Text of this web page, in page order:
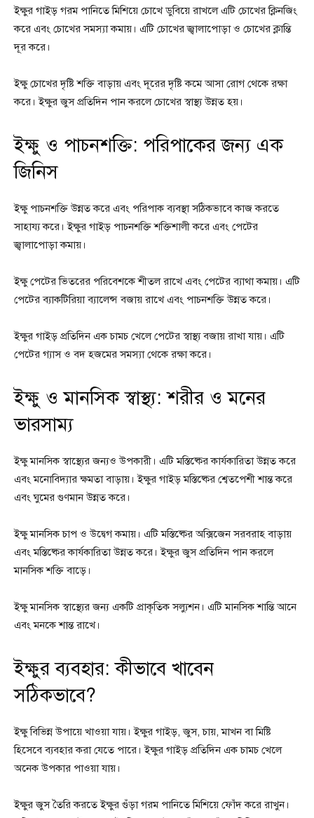
ইক্ষুর গাইড় গরম পানিতে মিশিয়ে চোখে ডুবিয়ে রাখলে এটি চোখের ক্লিনজিং
করে এবং চোখের সমস্যা কমায়। এটি চোখের জ্বালাপোড়া ও চোখের ক্লান্তি
দূর করে।
ইক্ষু চোখের দৃষ্টি শক্তি বাড়ায় এবং দূরের দৃষ্টি কমে আসা রোগ থেকে রক্ষা
করে। ইক্ষুর জুস প্রতিদিন পান করলে চোখের স্বাস্থ্য উন্নত হয়।
ইক্ষু ও পাচনশক্তি: পরিপাকের জন্য এক
জিনিস
ইক্ষু পাচনশক্তি উন্নত করে এবং পরিপাক ব্যবস্থা সঠিকভাবে কাজ করতে
সাহায্য করে। ইক্ষুর গাইড় পাচনশক্তি শক্তিশালী করে এবং পেটের
জ্বালাপোড়া কমায়।
ইক্ষু পেটের ভিতরের পরিবেশকে শীতল রাখে এবং পেটের ব্যাথা কমায়। এটি
পেটের ব্যাকটিরিয়া ব্যালেন্স বজায় রাখে এবং পাচনশক্তি উন্নত করে।
ইক্ষুর গাইড় প্রতিদিন এক চামচ খেলে পেটের স্বাস্থ্য বজায় রাখা যায়। এটি
পেটের গ্যাস ও বদ হজমের সমস্যা থেকে রক্ষা করে।
ইক্ষু ও মানসিক স্বাস্থ্য: শরীর ও মনের
ভারসাম্য
ইক্ষু মানসিক স্বাস্থ্যের জন্যও উপকারী। এটি মস্তিষ্কের কার্যকারিতা উন্নত করে
এবং মনোবিদ্যার ক্ষমতা বাড়ায়। ইক্ষুর গাইড় মস্তিষ্কের শ্বেতপেশী শান্ত করে
এবং ঘুমের গুণমান উন্নত করে।
ইক্ষু মানসিক চাপ ও উদ্বেগ কমায়। এটি মস্তিষ্কের অক্সিজেন সরবরাহ বাড়ায়
এবং মস্তিষ্কের কার্যকারিতা উন্নত করে। ইক্ষুর জুস প্রতিদিন পান করলে
মানসিক শক্তি বাড়ে।
ইক্ষু মানসিক স্বাস্থ্যের জন্য একটি প্রাকৃতিক সল্যুশন। এটি মানসিক শান্তি আনে
এবং মনকে শান্ত রাখে।
ইক্ষুর ব্যবহার: কীভাবে খাবেন
সঠিকভাবে?
ইক্ষু বিভিন্ন উপায়ে খাওয়া যায়। ইক্ষুর গাইড়, জুস, চায়, মাখন বা মিষ্টি
হিসেবে ব্যবহার করা যেতে পারে। ইক্ষুর গাইড় প্রতিদিন এক চামচ খেলে
অনেক উপকার পাওয়া যায়।
ইক্ষুর জুস তৈরি করতে ইক্ষুর গুঁড়া গরম পানিতে মিশিয়ে ফোঁদ করে রাখুন।